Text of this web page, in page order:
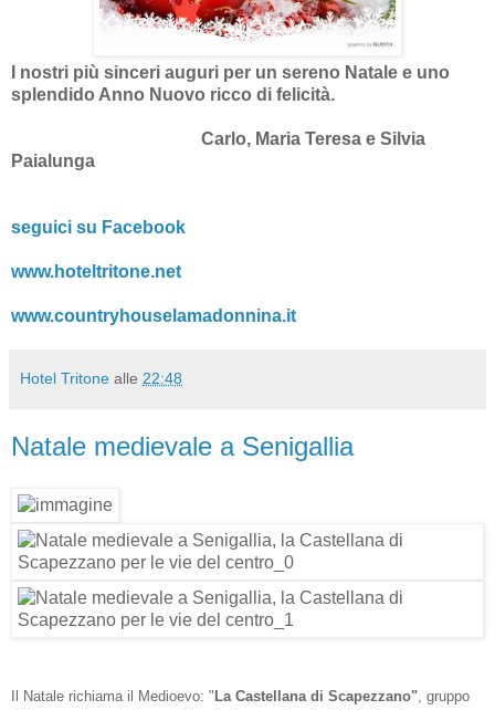
I nostri più sinceri auguri per un sereno Natale e uno
splendido Anno Nuovo ricco di felicità.
Carlo, Maria Teresa e Silvia
Paialunga
seguici su Facebook
www.hoteltritone.net
www.countryhouselamadonnina.it
Hotel Tritone alle 22:48
Natale medievale a Senigallia
Il Natale richiama il Medioevo: " La Castellana di Scapezzano", gruppo